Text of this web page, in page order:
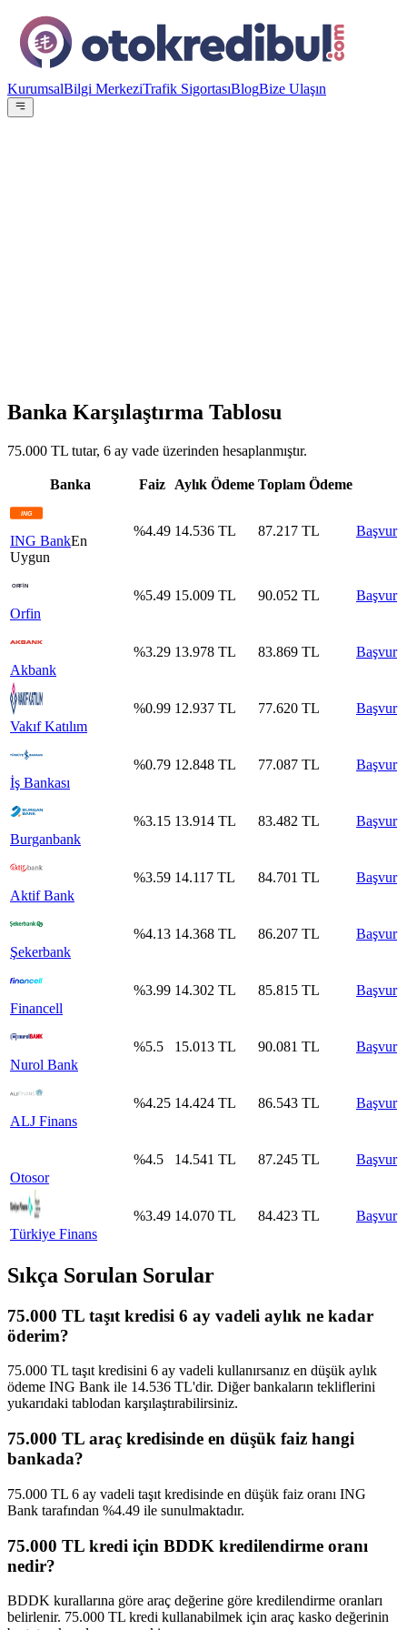
KurumsalBilgi MerkeziTrafik SigortasıBlogBize Ulaşın
Banka Karşılaştırma Tablosu
75.000 TL tutar, 6 ay vade üzerinden hesaplanmıştır.
Banka Faiz Aylık Ödeme Toplam Ödeme
ING BankEn
Uygun
%4.49 14.536 TL 87.217 TL Başvur
Orfin
%5.49 15.009 TL 90.052 TL Başvur
Akbank
%3.29 13.978 TL 83.869 TL Başvur
Vakıf Katılım
%0.99 12.937 TL 77.620 TL Başvur
İş Bankası
%0.79 12.848 TL 77.087 TL Başvur
Burganbank
%3.15 13.914 TL 83.482 TL Başvur
Aktif Bank
%3.59 14.117 TL 84.701 TL Başvur
Şekerbank
%4.13 14.368 TL 86.207 TL Başvur
Financell
%3.99 14.302 TL 85.815 TL Başvur
Nurol Bank
%5.5 15.013 TL 90.081 TL Başvur
ALJ Finans
%4.25 14.424 TL 86.543 TL Başvur
Otosor
%4.5 14.541 TL 87.245 TL Başvur
Türkiye Finans
%3.49 14.070 TL 84.423 TL Başvur
Sıkça Sorulan Sorular
75.000 TL taşıt kredisi 6 ay vadeli aylık ne kadar
öderim?
75.000 TL taşıt kredisini 6 ay vadeli kullanırsanız en düşük aylık
ödeme ING Bank ile 14.536 TL'dir. Diğer bankaların tekliflerini
yukarıdaki tablodan karşılaştırabilirsiniz.
75.000 TL araç kredisinde en düşük faiz hangi
bankada?
75.000 TL 6 ay vadeli taşıt kredisinde en düşük faiz oranı ING
Bank tarafından %4.49 ile sunulmaktadır.
75.000 TL kredi için BDDK kredilendirme oranı
nedir?
BDDK kurallarına göre araç değerine göre kredilendirme oranları
belirlenir. 75.000 TL kredi kullanabilmek için araç kasko değerinin